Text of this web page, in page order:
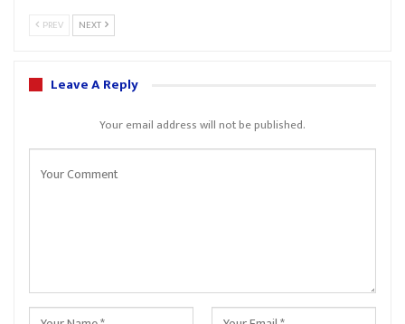
PREV NEXT
Leave A Reply
Your email address will not be published.